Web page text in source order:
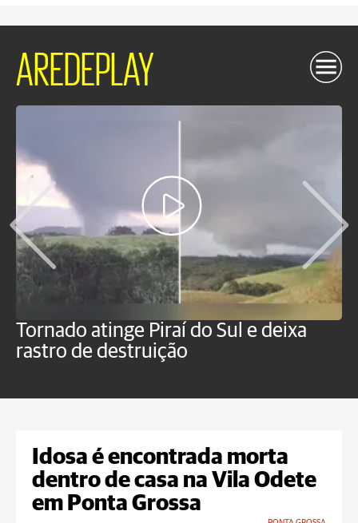
AREDEPLAY
Tornado atinge Piraí do Sul e deixa
rastro de destruição
Idosa é encontrada morta
dentro de casa na Vila Odete
em Ponta Grossa